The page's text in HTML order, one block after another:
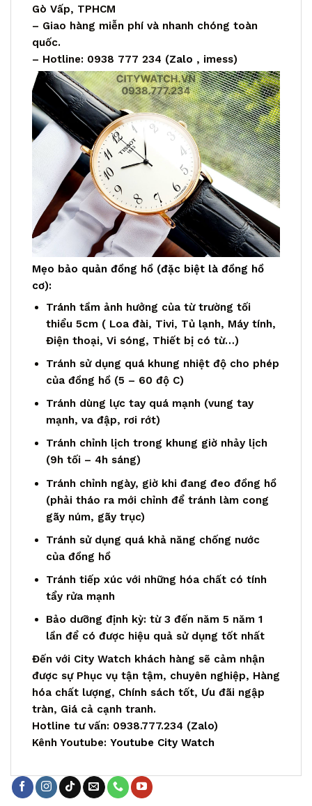
Gò Vấp, TPHCM
– Giao hàng miễn phí và nhanh chóng toàn
quốc.
– Hotline: 0938 777 234 (Zalo , imess)
Mẹo bảo quản đồng hồ (đặc biệt là đồng hồ
cơ):
Tránh tầm ảnh hưởng của từ trường tối
thiểu 5cm ( Loa đài, Tivi, Tủ lạnh, Máy tính,
Điện thoại, Vi sóng, Thiết bị có từ…)
Tránh sử dụng quá khung nhiệt độ cho phép
của đồng hồ (5 – 60 độ C)
Tránh dùng lực tay quá mạnh (vung tay
mạnh, va đập, rơi rớt)
Tránh chỉnh lịch trong khung giờ nhảy lịch
(9h tối – 4h sáng)
Tránh chỉnh ngày, giờ khi đang đeo đồng hồ
(phải tháo ra mới chỉnh để tránh làm cong
gãy núm, gãy trục)
Tránh sử dụng quá khả năng chống nước
của đồng hồ
Tránh tiếp xúc với những hóa chất có tính
tẩy rửa mạnh
Bảo dưỡng định kỳ: từ 3 đến năm 5 năm 1
lần để có được hiệu quả sử dụng tốt nhất
Đến với City Watch khách hàng sẽ cảm nhận
được sự Phục vụ tận tậm, chuyên nghiệp, Hàng
hóa chất lượng, Chính sách tốt, Ưu đãi ngập
tràn, Giá cả cạnh tranh.
Hotline tư vấn: 0938.777.234 (Zalo)
Kênh Youtube: Youtube City Watch